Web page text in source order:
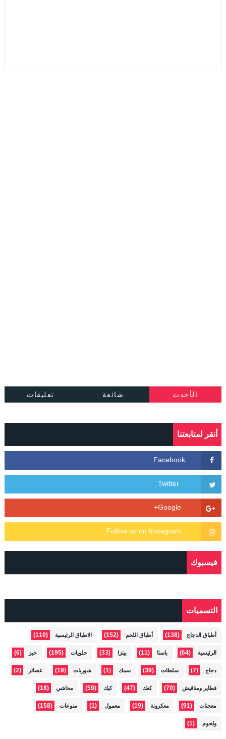
الأحدث شائعة تعليقات
أنقر لمتابعتنا
فيسبوك
التسميات
أطباق الدجاج (138) أطباق اللحم (152) الاطباق الرئيسية (110)
الرئيسية (64) باستا (11) بيتزا (33) حلويات (195) خبز (6)
دجاج (7) سلطات (39) سمك (1) شوربات (19) عصائر (2)
فطاير ومناقيش (70) كعك (47) كيك (59) محاشي (18)
معجنات (91) معكرونة (19) معمول (1) منوعات (158)
ولحوم (1)